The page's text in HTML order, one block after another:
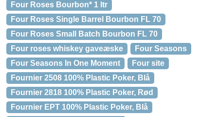
Four Roses Bourbon* 1 ltr
Four Roses Single Barrel Bourbon FL 70
Four Roses Small Batch Bourbon FL 70
Four roses whiskey gaveæske
Four Seasons
Four Seasons In One Moment
Four site
Fournier 2508 100% Plastic Poker, Blå
Fournier 2818 100% Plastic Poker, Rød
Fournier EPT 100% Plastic Poker, Blå